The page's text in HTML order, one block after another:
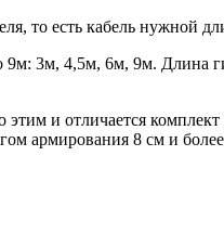
то есть кабель нужной
3м, 4,5м, 6м, 9м. Длина
и отличается
армирования 8 см и